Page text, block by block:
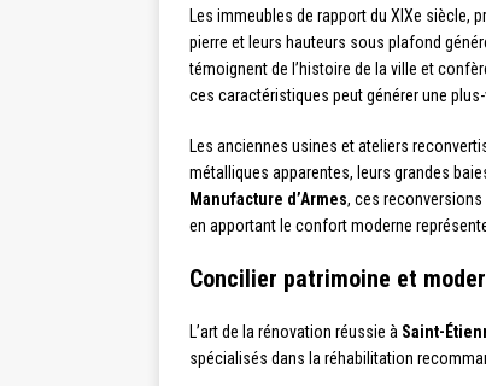
Les immeubles de rapport du XIXe siècle,
pierre et leurs hauteurs sous plafond
témoignent de l’histoire de la ville et
ces caractéristiques peut générer une
Les anciennes usines et ateliers
métalliques apparentes, leurs grandes
Manufacture d’Armes, ces
en apportant le confort moderne
Concilier patrimoine et
L’art de la rénovation réussie à Saint-
spécialisés dans la réhabilitation